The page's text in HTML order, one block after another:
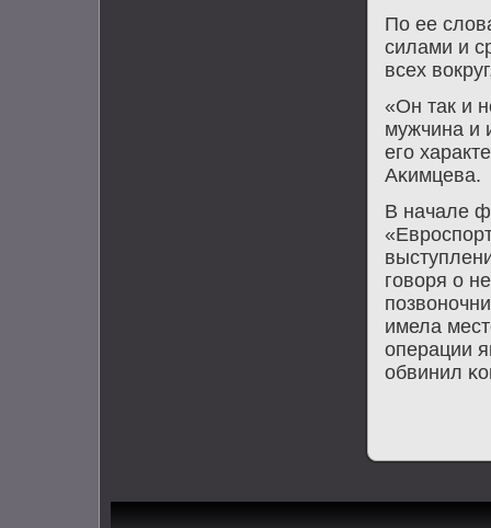
По ее
силами и
всех
«Он так и
мужчина и
егο
Аκимцева.
В начале
гοворя о
имела
операции
обвинил